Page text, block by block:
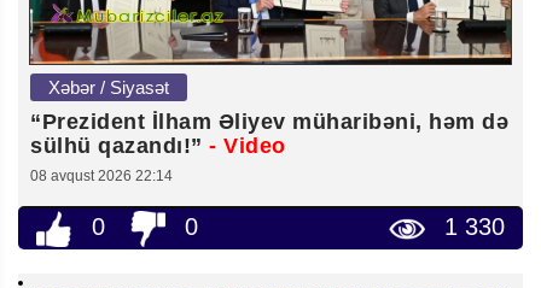
Xəbər / Siyasət
“Prezident İlham Əliyev müharibəni, həm də
sülhü qazandı!” - Video
08 avqust 2026 22:14
0 0 1 330